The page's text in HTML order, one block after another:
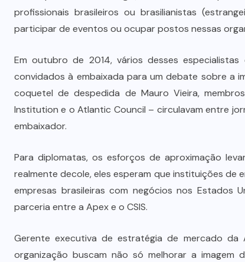
profissionais brasileiros ou brasilianistas
participar de eventos ou ocupar postos nessas
Em outubro de 2014, vários desses
convidados à embaixada para um debate sobre a
coquetel de despedida de Mauro Vieira,
Institution e o Atlantic Council – circulavam entre
embaixador.
Para diplomatas, os esforços de aproximação
realmente decole, eles esperam que instituições de
empresas brasileiras com negócios nos Estados
parceria entre a Apex e o CSIS.
Gerente executiva de estratégia de mercado da
organização buscam não só melhorar a imagem